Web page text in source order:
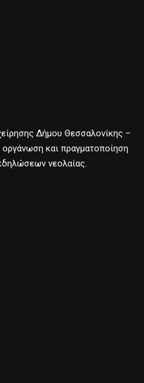
Δήμου Θεσσαλονίκης –
και πραγματοποίηση
νεολαίας.